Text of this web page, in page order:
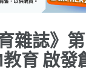
雜誌》
教育 啟發